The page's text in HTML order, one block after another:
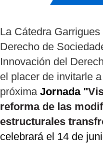
La Cátedra
Derecho de
Innovación del
el placer de invitarle
próxima Jornada "
reforma de las
estructurales
celebrará el 14 de